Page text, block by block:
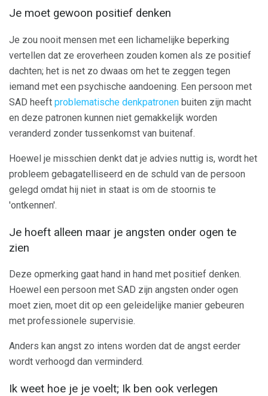
Je moet gewoon positief denken
Je zou nooit mensen met een lichamelijke beperking
vertellen dat ze eroverheen zouden komen als ze positief
dachten; het is net zo dwaas om het te zeggen tegen
iemand met een psychische aandoening. Een persoon met
SAD heeft problematische denkpatronen buiten zijn macht
en deze patronen kunnen niet gemakkelijk worden
veranderd zonder tussenkomst van buitenaf.
Hoewel je misschien denkt dat je advies nuttig is, wordt het
probleem gebagatelliseerd en de schuld van de persoon
gelegd omdat hij niet in staat is om de stoornis te
'ontkennen'.
Je hoeft alleen maar je angsten onder ogen te
zien
Deze opmerking gaat hand in hand met positief denken.
Hoewel een persoon met SAD zijn angsten onder ogen
moet zien, moet dit op een geleidelijke manier gebeuren
met professionele supervisie.
Anders kan angst zo intens worden dat de angst eerder
wordt verhoogd dan verminderd.
Ik weet hoe je je voelt; Ik ben ook verlegen